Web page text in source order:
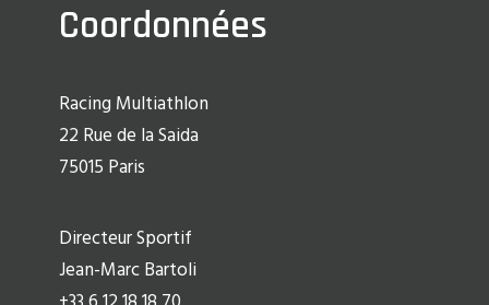
Coordonnées
Racing Multiathlon
22 Rue de la Saida
75015 Paris
Directeur Sportif
Jean-Marc Bartoli